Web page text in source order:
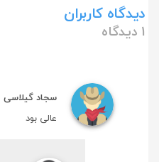
دیدگاه کاربران
1 دیدگاه
سجاد گیلاسی
عالی بود